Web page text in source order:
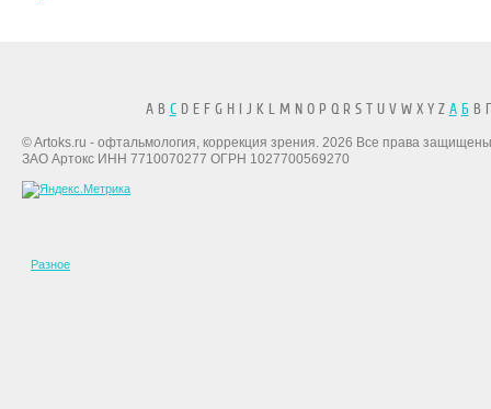
A B CD E F G H I J K L M N O P Q R S T U V W X Y Z А БВ
© Artoks.ru - офтальмология, коррекция зрения. 2026 Все права
ЗАО Артокс ИНН 7710070277 ОГРН 1027700569270
Разное